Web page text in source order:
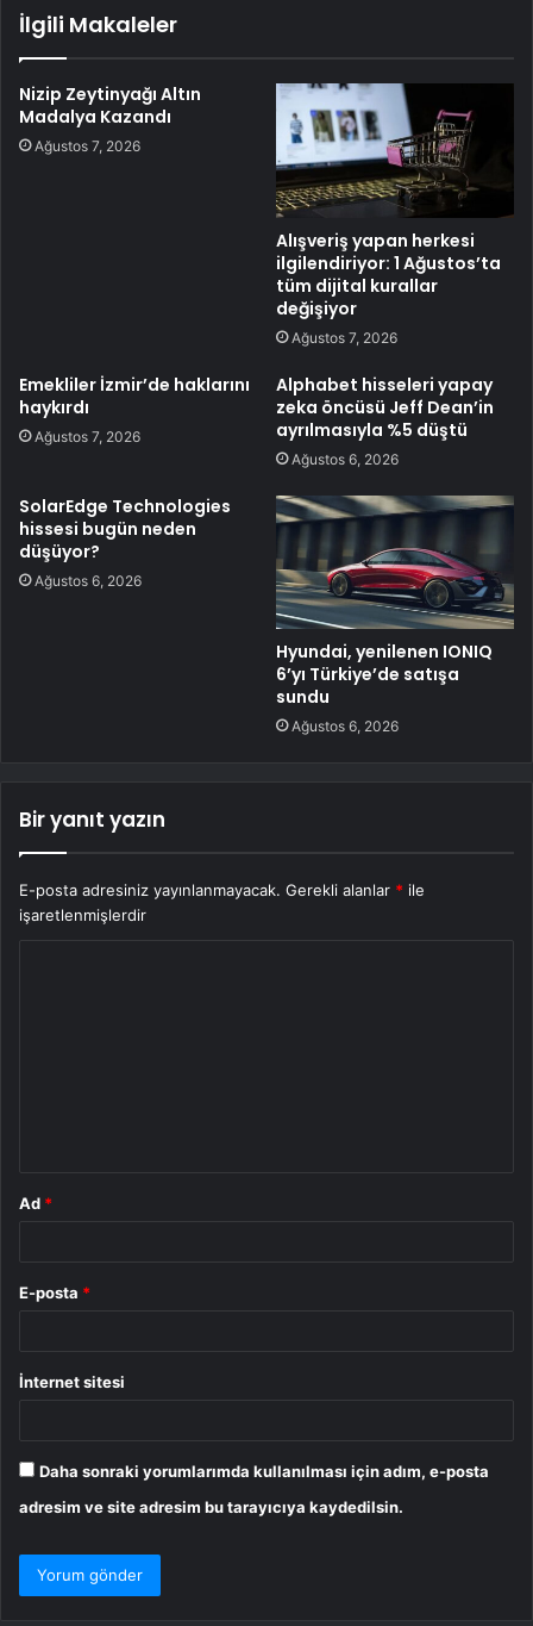
İlgili Makaleler
Nizip Zeytinyağı Altın
Madalya Kazandı
Ağustos 7, 2026
Alışveriş yapan herkesi
ilgilendiriyor: 1 Ağustos’ta
tüm dijital kurallar
değişiyor
Ağustos 7, 2026
Emekliler İzmir’de haklarını
haykırdı
Ağustos 7, 2026
Alphabet hisseleri yapay
zeka öncüsü Jeff Dean’in
ayrılmasıyla %5 düştü
Ağustos 6, 2026
SolarEdge Technologies
hissesi bugün neden
düşüyor?
Ağustos 6, 2026
Hyundai, yenilenen IONIQ
6’yı Türkiye’de satışa
sundu
Ağustos 6, 2026
Bir yanıt yazın
E-posta adresiniz yayınlanmayacak. Gerekli alanlar * ile
işaretlenmişlerdir
Ad *
E-posta *
İnternet sitesi
Daha sonraki yorumlarımda kullanılması için adım, e-posta
adresim ve site adresim bu tarayıcıya kaydedilsin.